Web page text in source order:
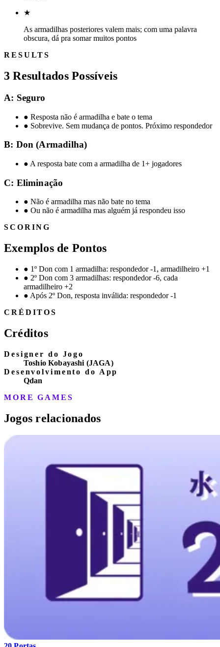
★
As armadilhas posteriores valem mais; com uma palavra
obscura, dá pra somar muitos pontos
RESULTS
3 Resultados Possíveis
A: Seguro
● Resposta não é armadilha e bate o tema
● Sobrevive. Sem mudança de pontos. Próximo respondedor
B: Don (Armadilha)
● A resposta bate com a armadilha de 1+ jogadores
C: Eliminação
● Não é armadilha mas não bate no tema
● Ou não é armadilha mas alguém já respondeu isso
SCORING
Exemplos de Pontos
● 1º Don com 1 armadilha: respondedor -1, armadilheiro +1
● 2º Don com 3 armadilhas: respondedor -6, cada
armadilheiro +2
● Após 2º Don, resposta inválida: respondedor -1
CRÉDITOS
Créditos
Designer do Jogo
Toshio Kobayashi (JAGA)
Desenvolvimento do App
Qdan
MORE GAMES
Jogos relacionados